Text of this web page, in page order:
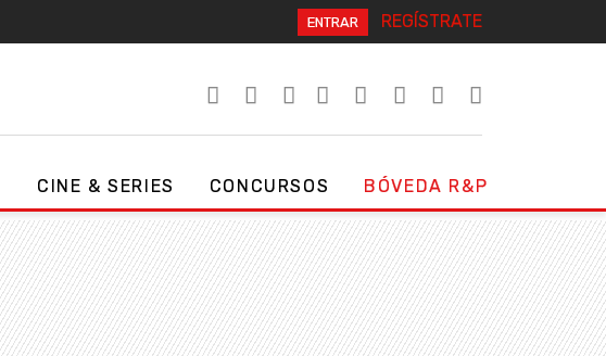
ENTRAR REGÍSTRATE
CINE & SERIES CONCURSOS BÓVEDA R&P